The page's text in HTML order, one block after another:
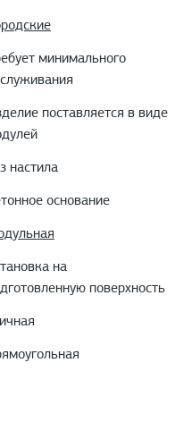
минимального
поставляется в виде
настила
основание
на
поверхность